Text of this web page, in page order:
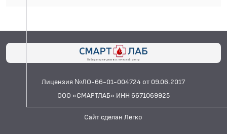
Лицензия №ЛО-66-01-004724 от 09.06.2017
ООО «СМАРТЛАБ» ИНН 6671069925
Сайт сделан Легко